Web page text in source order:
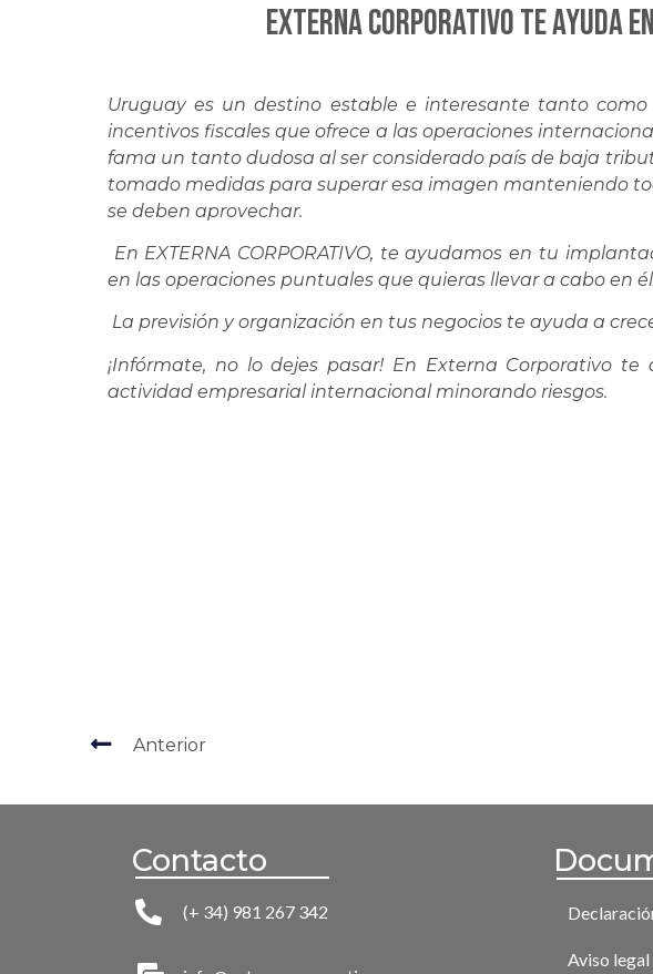
EXTERNA CORPORATIVO te ayuda
Uruguay es un destino estable e interesante tanto
incentivos fiscales que ofrece a las operaciones
fama un tanto dudosa al ser considerado país de baja
tomado medidas para superar esa imagen manteniendo
se deben aprovechar.
En EXTERNA CORPORATIVO, te ayudamos en tu
en las operaciones puntuales que quieras llevar a cabo en
La previsión y organización en tus negocios te ayuda a
¡Infórmate, no lo dejes pasar! En Externa Corporativo
actividad empresarial internacional minorando riesgos.
Anterior
Contacto
(+ 34) 981 267 342
Aviso legal